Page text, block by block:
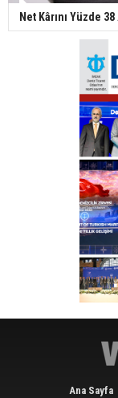
Net Kârını Yüzde
Ana Sayfa